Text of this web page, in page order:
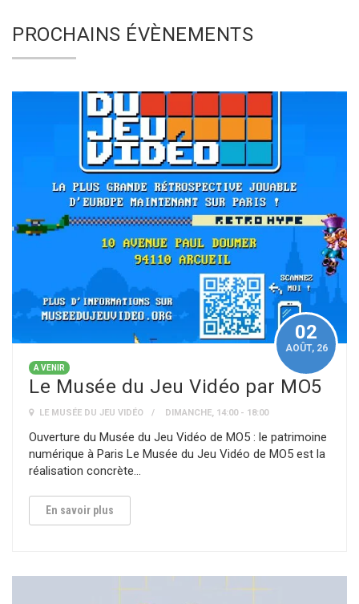
PROCHAINS ÉVÈNEMENTS
02
AOÛT, 26
A VENIR
Le Musée du Jeu Vidéo par MO5
LE MUSÉE DU JEU VIDÉO DIMANCHE, 14:00 - 18:00
Ouverture du Musée du Jeu Vidéo de MO5 : le patrimoine
numérique à Paris Le Musée du Jeu Vidéo de MO5 est la
réalisation concrète…
En savoir plus